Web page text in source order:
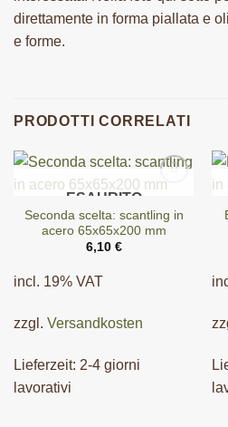
direttamente in forma piallata e
e forme.
PRODOTTI CORRELATI
ESAURITO
Seconda scelta: scantling in
acero 65x65x200 mm
6,10 €
incl. 19% VAT
zzgl. Versandkosten
Lieferzeit: 2-4 giorni
lavorativi